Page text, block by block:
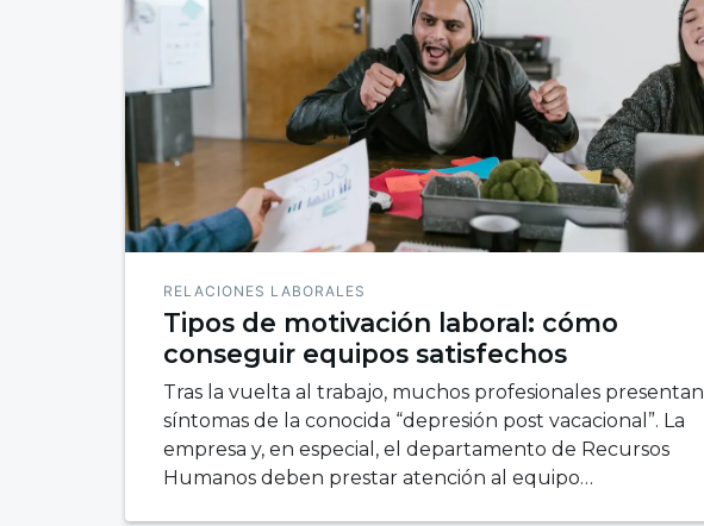
RELACIONES LABORALES
Tipos de motivación laboral: cómo
conseguir equipos satisfechos
Tras la vuelta al trabajo, muchos profesionales presentan
síntomas de la conocida “depresión post vacacional”. La
empresa y, en especial, el departamento de Recursos
Humanos deben prestar atención al equipo…